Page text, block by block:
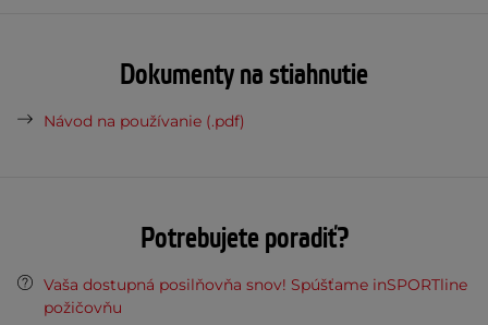
Dokumenty na stiahnutie
Návod na používanie (.pdf)
Potrebujete poradiť?
Vaša dostupná posilňovňa snov! Spúšťame inSPORTline
požičovňu